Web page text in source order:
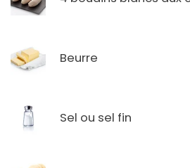
Beurre
Sel ou sel fin